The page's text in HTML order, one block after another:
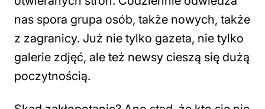
nas spora grupa osób, także nowych, także
z zagranicy. Już nie tylko gazeta, nie tylko
galerie zdjęć, ale też newsy cieszą się dużą
poczytnością.